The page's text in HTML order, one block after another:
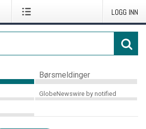
LOGG INN
Børsmeldinger
GlobeNewswire by notified